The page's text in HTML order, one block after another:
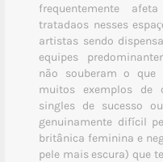
frequentemente
tratadaos nesses
artistas sendo
equipes
não souberam o que
muitos exemplos de
singles de sucesso
genuinamente difícil
britânica feminina e
pele mais escura) que